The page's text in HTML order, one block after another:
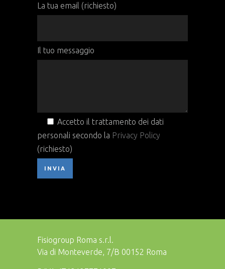
La tua email (richiesto)
Il tuo messaggio
Accetto il trattamento dei dati
personali secondo la Privacy Policy
(richiesto)
Fisiogroup Roma s.r.l.
Via di Monteverde, 7/B 00152 Roma